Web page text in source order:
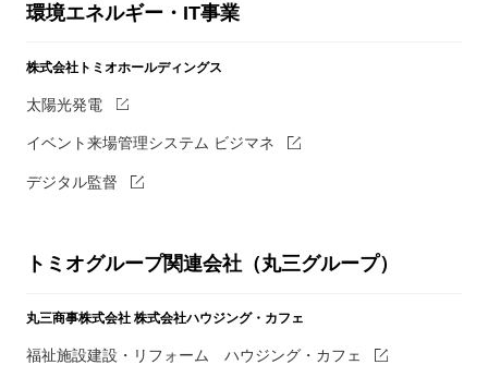
環境エネルギー・IT事業
株式会社トミオホールディングス
太陽光発電
イベント来場管理システム ビジマネ
デジタル監督
トミオグループ関連会社（丸三グループ）
丸三商事株式会社 株式会社ハウジング・カフェ
福祉施設建設・リフォーム ハウジング・カフェ